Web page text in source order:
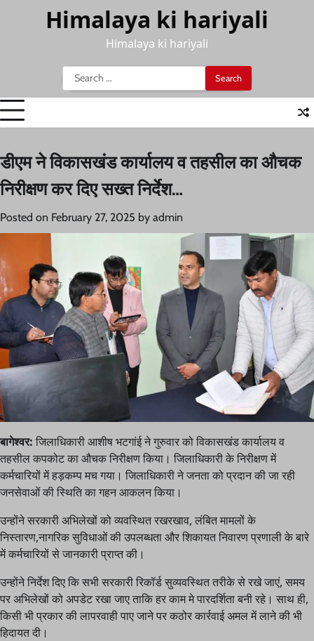
Himalaya ki hariyali
Himalaya ki hariyali
Search
for:
डीएम ने विकासखंड कार्यालय व तहसील का औचक
निरीक्षण कर दिए सख्त निर्देश…
Posted on February 27, 2025 by admin
बागेश्वर: जिलाधिकारी आशीष भटगांई ने गुरुवार को विकासखंड कार्यालय व
तहसील कपकोट का औचक निरीक्षण किया। जिलाधिकारी के निरीक्षण में
कर्मचारियों में हड़कम्प मच गया। जिलाधिकारी ने जनता को प्रदान की जा रही
जनसेवाओं की स्थिति का गहन आकलन किया।
उन्होंने सरकारी अभिलेखों को व्यवस्थित रखरखाव, लंबित मामलों के
निस्तारण,नागरिक सुविधाओं की उपलब्धता और शिकायत निवारण प्रणाली के बारे
में कर्मचारियों से जानकारी प्राप्त की।
उन्होंने निर्देश दिए कि सभी सरकारी रिकॉर्ड सुव्यवस्थित तरीके से रखे जाएं, समय
पर अभिलेखों को अपडेट रखा जाए ताकि हर काम मे पारदर्शिता बनी रहे। साथ ही,
किसी भी प्रकार की लापरवाही पाए जाने पर कठोर कार्रवाई अमल में लाने की भी
हिदायत दी।